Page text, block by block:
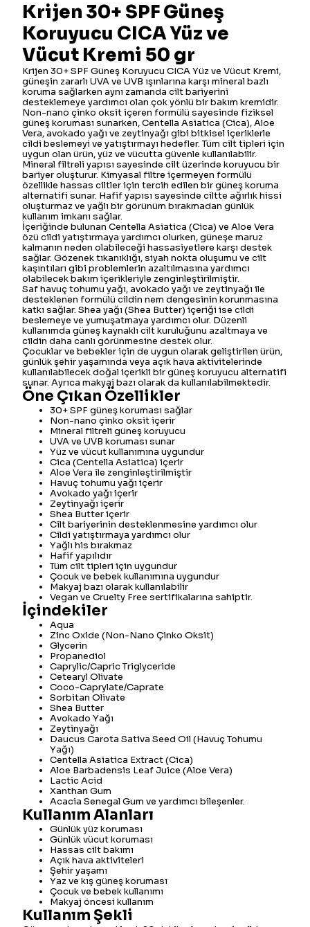
Krijen 30+ SPF Güneş
Koruyucu CICA Yüz ve
Vücut Kremi 50 gr
Krijen 30+ SPF Güneş Koruyucu CICA Yüz ve Vücut Kremi,
güneşin zararlı UVA ve UVB ışınlarına karşı mineral bazlı
koruma sağlarken aynı zamanda cilt bariyerini
desteklemeye yardımcı olan çok yönlü bir bakım kremidir.
Non-nano çinko oksit içeren formülü sayesinde fiziksel
güneş koruması sunarken, Centella Asiatica (Cica), Aloe
Vera, avokado yağı ve zeytinyağı gibi bitkisel içeriklerle
cildi beslemeyi ve yatıştırmayı hedefler. Tüm cilt tipleri için
uygun olan ürün, yüz ve vücutta güvenle kullanılabilir.
Mineral filtreli yapısı sayesinde cilt üzerinde koruyucu bir
bariyer oluşturur. Kimyasal filtre içermeyen formülü
özellikle hassas ciltler için tercih edilen bir güneş koruma
alternatifi sunar. Hafif yapısı sayesinde ciltte ağırlık hissi
oluşturmaz ve yağlı bir görünüm bırakmadan günlük
kullanım imkanı sağlar.
İçeriğinde bulunan Centella Asiatica (Cica) ve Aloe Vera
özü cildi yatıştırmaya yardımcı olurken, güneşe maruz
kalmanın neden olabileceği hassasiyetlere karşı destek
sağlar. Gözenek tıkanıklığı, siyah nokta oluşumu ve cilt
kaşıntıları gibi problemlerin azaltılmasına yardımcı
olabilecek bakım içerikleriyle zenginleştirilmiştir.
Saf havuç tohumu yağı, avokado yağı ve zeytinyağı ile
desteklenen formülü cildin nem dengesinin korunmasına
katkı sağlar. Shea yağı (Shea Butter) içeriği ise cildi
beslemeye ve yumuşatmaya yardımcı olur. Düzenli
kullanımda güneş kaynaklı cilt kuruluğunu azaltmaya ve
cildin daha canlı görünmesine destek olur.
Çocuklar ve bebekler için de uygun olarak geliştirilen ürün,
günlük şehir yaşamında veya açık hava aktivitelerinde
kullanılabilecek doğal içerikli bir güneş koruyucu alternatifi
sunar. Ayrıca makyaj bazı olarak da kullanılabilmektedir.
Öne Çıkan Özellikler
30+ SPF güneş koruması sağlar
Non-nano çinko oksit içerir
Mineral filtreli güneş koruyucu
UVA ve UVB koruması sunar
Yüz ve vücut kullanımına uygundur
Cica (Centella Asiatica) içerir
Aloe Vera ile zenginleştirilmiştir
Havuç tohumu yağı içerir
Avokado yağı içerir
Zeytinyağı içerir
Shea Butter içerir
Cilt bariyerinin desteklenmesine yardımcı olur
Cildi yatıştırmaya yardımcı olur
Yağlı his bırakmaz
Hafif yapılıdır
Tüm cilt tipleri için uygundur
Çocuk ve bebek kullanımına uygundur
Makyaj bazı olarak kullanılabilir
Vegan ve Cruelty Free sertifikalarına sahiptir.
İçindekiler
Aqua
Zinc Oxide (Non-Nano Çinko Oksit)
Glycerin
Propanediol
Caprylic/Capric Triglyceride
Cetearyl Olivate
Coco-Caprylate/Caprate
Sorbitan Olivate
Shea Butter
Avokado Yağı
Zeytinyağı
Daucus Carota Sativa Seed Oil (Havuç Tohumu
Yağı)
Centella Asiatica Extract (Cica)
Aloe Barbadensis Leaf Juice (Aloe Vera)
Lactic Acid
Xanthan Gum
Acacia Senegal Gum ve yardımcı bileşenler.
Kullanım Alanları
Günlük yüz koruması
Günlük vücut koruması
Hassas cilt bakımı
Açık hava aktiviteleri
Şehir yaşamı
Yaz ve kış güneş koruması
Çocuk ve bebek kullanımı
Makyaj öncesi kullanım
Kullanım Şekli